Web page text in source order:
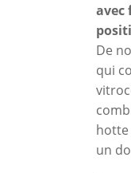
avec
De
qui
hotte
un